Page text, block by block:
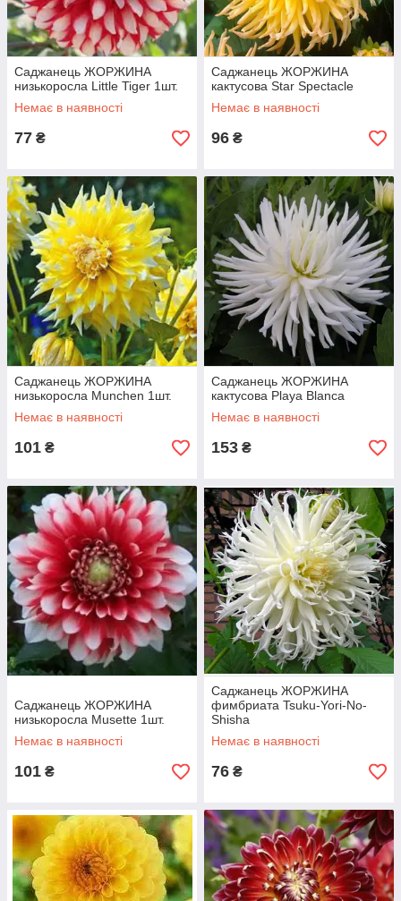
Саджанець ЖОРЖИНА
низькоросла Little Tiger 1шт.
Немає в наявності
77 ₴
Саджанець ЖОРЖИНА
кактусова Star Spectacle
Немає в наявності
96 ₴
Саджанець ЖОРЖИНА
низькоросла Munchen 1шт.
Немає в наявності
101 ₴
Саджанець ЖОРЖИНА
кактусова Playa Blanca
Немає в наявності
153 ₴
Саджанець ЖОРЖИНА
низькоросла Musette 1шт.
Немає в наявності
101 ₴
Саджанець ЖОРЖИНА
фимбриата Tsuku-Yori-No-
Shisha
Немає в наявності
76 ₴